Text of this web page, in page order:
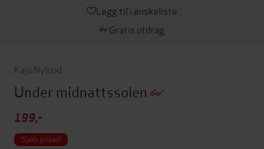
Legg til i ønskeliste
Gratis utdrag
Kaja Nylund
Under midnattssolen
199,-
Sjekk prisen!